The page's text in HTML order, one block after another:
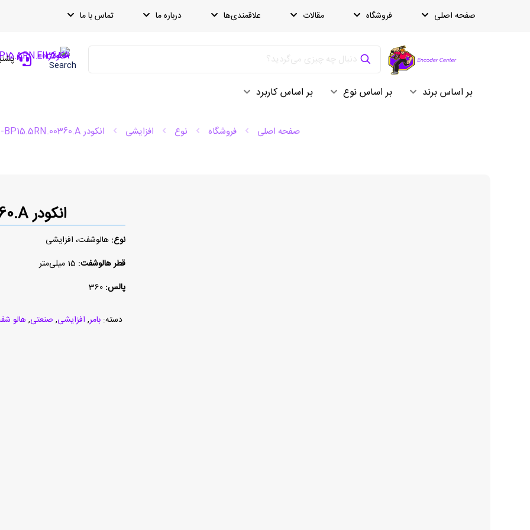
صفحه اصلی فروشگاه مقالات علاقمندی‌ها درباره ما تماس با ما
Search
بر اساس برند بر اساس نوع بر اساس کاربرد
صفحه اصلی فروشگاه نوع افزایشی انکودر EIL580-BP15.5RN.00360.A
انکودر EIL580-BP15.5RN.00360.A
نوع: هالوشفت، افزایشی
قطر هالوشفت:
پالس:
دسته: بامر, افزایشی, صنعتی,هالو